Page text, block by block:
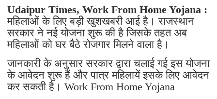
Udaipur Times, Work From Home Yojana :
महिलाओं के लिए बड़ी खुशखबरी आई है। राजस्थान
सरकार ने नई योजना शुरू की है जिसके तहत अब
महिलाओं को घर बैठे रोजगार मिलने वाला है।
जानकारी के अनुसार सरकार द्वारा चलाई गई इस योजना
के आवेदन शुरू हैं और पात्र महिलायें इसके लिए आवेदन
कर सकती है। Work From Home Yojana